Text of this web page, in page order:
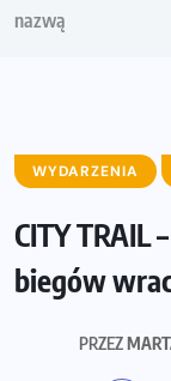
nazwą
WYDARZENIA
CITY TRAIL
biegów
PRZEZ